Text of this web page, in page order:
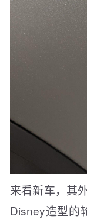
来看新车，其
Disney造型的